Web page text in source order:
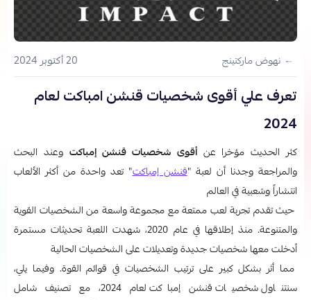
نهوض ماركتينج 20 أكتوبر 2024
تعرف علي أقوى شخصيات قنشن امباكت لعام
2024
كثر الحديث مؤخرا عنأقوى شخصيات قنشن إمباكت وعند البحث
والمراجعة وجدنا أن لعبة "قنشن إمباكت" تعد واحدة من أكثر الألعاب
انتشاراً وشعبية في العالم
حيث تقدم تجربة لعب ممتعة مع مجموعة واسعة من الشخصيات القوية
والمتنوعة. منذ إطلاقها في عام 2020، شهدت اللعبة تحديثات مستمرة
أدخلت معها شخصيات جديدة وتعديلات على الشخصيات الحالية
مما أثر بشكل كبير على ترتيب الشخصيات في قوائم القوة. وفيما يلي،
سنتناول شخصيات قنشن إمباكت لعام 2024، مع تصنيف شامل